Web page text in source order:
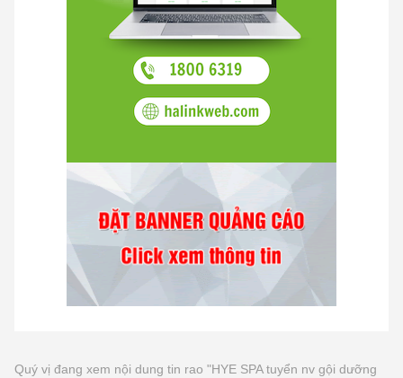
Quý vị đang xem nội dung tin rao "HYE SPA tuyển nv gội dưỡng